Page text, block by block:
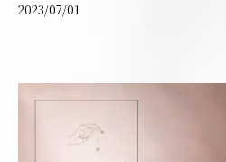
2023/07/01